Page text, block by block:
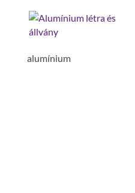
Kezdőlap/Mászástechnika
alumínium